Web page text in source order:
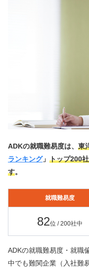
ADKの就職難易度は、 東
ランキング」 トップ200
す。
就職難易度
82位 / 200社中
ADKの就職難易度・就職
中でも難関企業（入社難